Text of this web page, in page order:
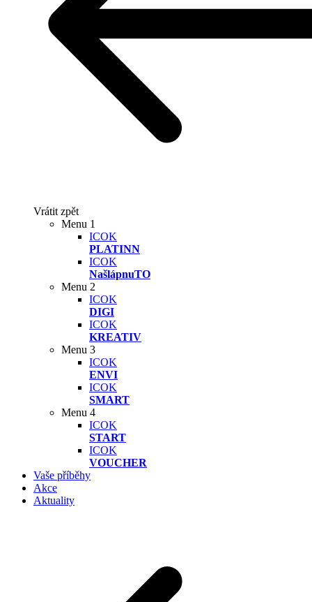
Vrátit zpět
Menu 1
ICOK
PLATINN
ICOK
NašlápnuTO
Menu 2
ICOK
DIGI
ICOK
KREATIV
Menu 3
ICOK
ENVI
ICOK
SMART
Menu 4
ICOK
START
ICOK
VOUCHER
Vaše příběhy
Akce
Aktuality